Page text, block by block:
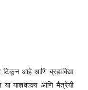
टिकून आहे आणि ब्रह्मविद्या
याज्ञवल्क्य आणि मैत्रेयी